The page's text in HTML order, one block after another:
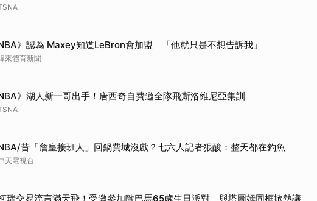
》認為 Maxey知道LeBron會加盟 「他就只是不想告訴我」
來體育新聞
》湖人新一哥出手！唐西奇自費邀全隊飛斯洛維尼亞集訓
昔「詹皇接班人」回鍋費城沒戲？七六人記者狠酸：整天都在釣魚
天電視台
瑞交易流言滿天飛！受邀參加歐巴馬65歲生日派對 與塔圖姆同框掀熱議